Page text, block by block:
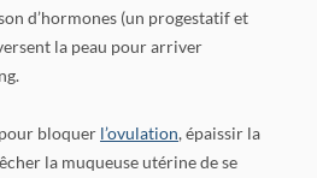
d’hormones (un progestatif et
la peau pour arriver
bloquer l’ovulation, épaissir la
la muqueuse utérine de se